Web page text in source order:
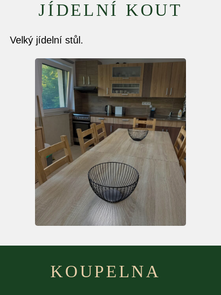
JÍDELNÍ KOUT
Velký jídelní stůl.
KOUPELNA